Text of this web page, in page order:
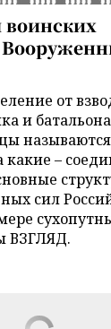
от
и
называются
какие –
сил
ВЗГЛЯД.